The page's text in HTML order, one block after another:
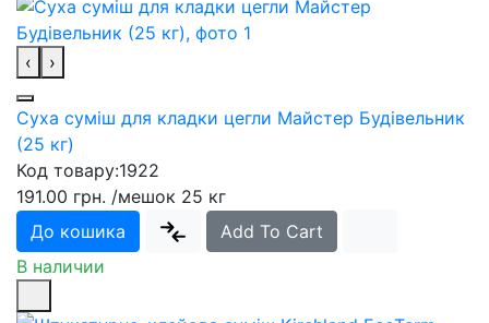
‹ ›
Суха суміш для кладки цегли Майстер Будівельник
(25 кг)
Код товару:1922
191.00 грн. /мешок 25 кг
До кошика
Add To Cart
В наличии